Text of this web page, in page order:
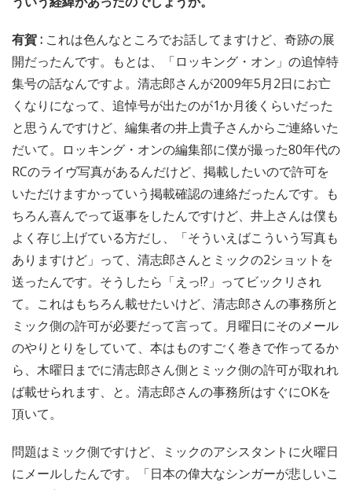
有賀 : これは色んなところでお話してますけど、奇跡の展
開だったんです。もとは、「ロッキング・オン」の追悼特
集号の話なんですよ。清志郎さんが2009年5月2日にお亡
くなりになって、追悼号が出たのが1か月後くらいだった
と思うんですけど、編集者の井上貴子さんからご連絡いた
だいて。ロッキング・オンの編集部に僕が撮った80年代の
RCのライヴ写真があるんだけど、掲載したいので許可を
いただけますかっていう掲載確認の連絡だったんです。も
ちろん喜んでって返事をしたんですけど、井上さんは僕も
よく存じ上げている方だし、「そういえばこういう写真も
ありますけど」って、清志郎さんとミックの2ショットを
送ったんです。そうしたら「えっ!?」ってビックリされ
て。これはもちろん載せたいけど、清志郎さんの事務所と
ミック側の許可が必要だって言って。月曜日にそのメール
のやりとりをしていて、本はものすごく巻きで作ってるか
ら、木曜日までに清志郎さん側とミック側の許可が取れれ
ば載せられます、と。清志郎さんの事務所はすぐにOKを
頂いて。
問題はミック側ですけど、ミックのアシスタントに火曜日
にメールしたんです。「日本の偉大なシンガーが悲しいこ